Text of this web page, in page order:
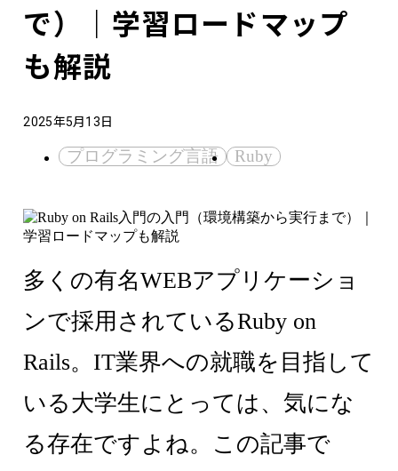
で）｜学習ロードマップ
も解説
2025年5月13日
プログラミング言語 Ruby
多くの有名WEBアプリケーショ
ンで採用されているRuby on
Rails。IT業界への就職を目指して
いる大学生にとっては、気にな
る存在ですよね。この記事で